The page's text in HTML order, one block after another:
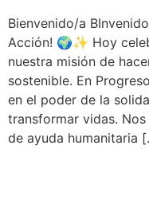
Bienvenido/a
Acción! 🌍✨ Hoy
nuestra misión de
sostenible. En
en el poder de la
transformar vidas.
de ayuda humanitaria